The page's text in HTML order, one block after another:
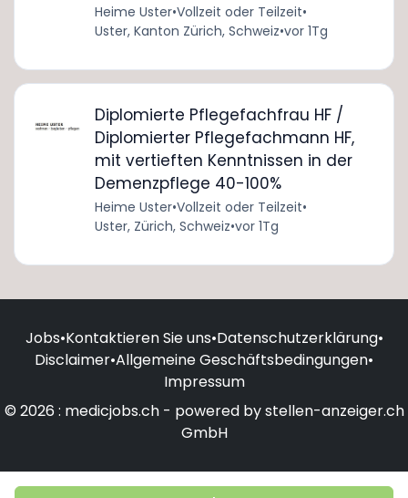
Heime Uster•Vollzeit oder Teilzeit•
Uster, Kanton Zürich, Schweiz•vor 1Tg
Diplomierte Pflegefachfrau HF /
Diplomierter Pflegefachmann HF,
mit vertieften Kenntnissen in der
Demenzpflege 40-100%
Heime Uster•Vollzeit oder Teilzeit•
Uster, Zürich, Schweiz•vor 1Tg
Jobs•Kontaktieren Sie uns•Datenschutzerklärung•
Disclaimer•Allgemeine Geschäftsbedingungen•
Impressum
© 2026 : medicjobs.ch - powered by stellen-anzeiger.ch
GmbH